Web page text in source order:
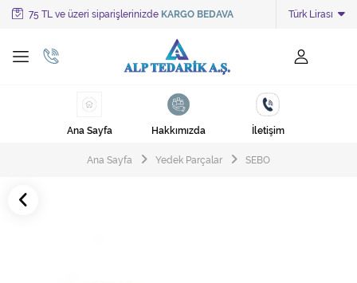
75 TL ve üzeri siparişlerinizde KARGO BEDAVA Türk Lirası
Tüm Kategoriler
Ayakkabı Cila Makineleri
Cila Makineleri
Çöp Torbaları
Ana Sayfa Hakkımızda İletişim
Ana Sayfa Yedek Parçalar SEBO